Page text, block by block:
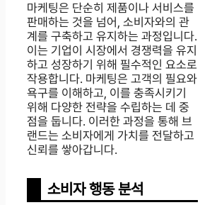
마케팅은 단순히 제품이나 서비스를
판매하는 것을 넘어, 소비자와의 관
계를 구축하고 유지하는 과정입니다.
이는 기업이 시장에서 경쟁력을 유지
하고 성장하기 위해 필수적인 요소로
작용합니다. 마케팅은 고객의 필요와
욕구를 이해하고, 이를 충족시키기
위해 다양한 전략을 수립하는 데 중
점을 둡니다. 이러한 과정을 통해 브
랜드는 소비자에게 가치를 전달하고
신뢰를 쌓아갑니다.
소비자 행동 분석